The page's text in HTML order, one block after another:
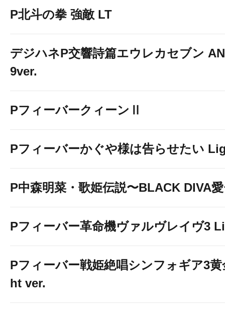
P北斗の拳 強敵 LT
デジハネP交響詩篇エウレカセブン
9ver.
PフィーバークィーンⅡ
Pフィーバーかぐや様は告らせたい
P中森明菜・歌姫伝説〜BLACK DIVA
Pフィーバー革命機ヴァルヴレイヴ3
Pフィーバー戦姫絶唱シンフォギア3
ht ver.